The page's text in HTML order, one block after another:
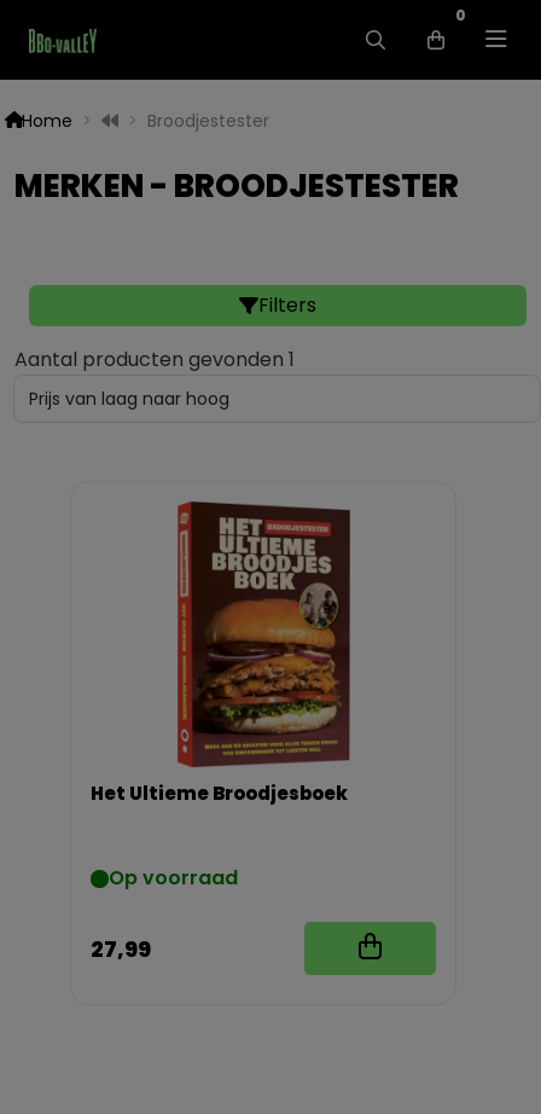
0
Home Broodjestester
MERKEN - BROODJESTESTER
Filters
Aantal producten gevonden 1
Het Ultieme Broodjesboek
Op voorraad
27,99